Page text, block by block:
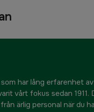
har lång erfarenhet
vårt fokus sedan 1911.
ärlig personal när du